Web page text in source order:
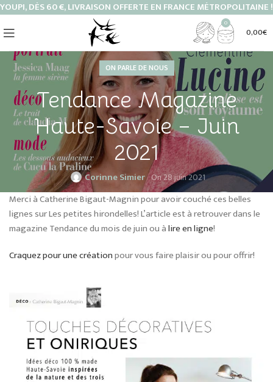
YOUPI, DÈS 60 €, LIVRAISON OFFERTE EN FRANCE MÉTROPOLITAINE !
0
0,00€
ON PARLE DE NOUS
Tendance Magazine
Haute-Savoie – Juin
2021
Corinne Simier On 28 juin 2021
Merci à Catherine Bigaut-Magnin pour avoir couché ces belles
lignes sur Les petites hirondelles! L’article est à retrouver dans le
magazine Tendance du mois de juin ou àlire en ligne!
Craquez pour une créationpour vous faire plaisir ou pour offrir!